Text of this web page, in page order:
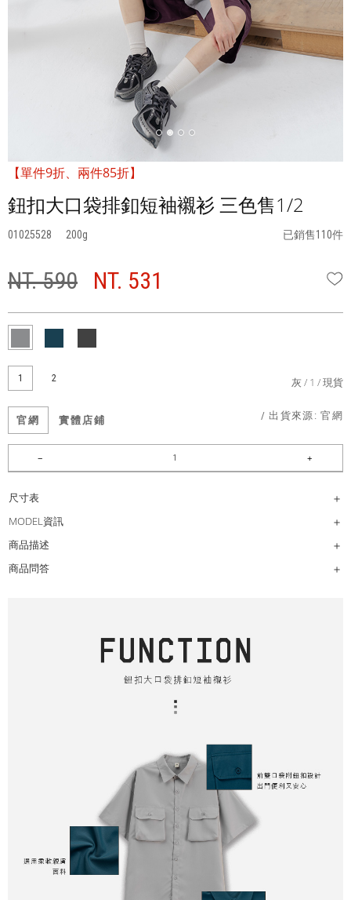
【單件9折、兩件85折】
鈕扣大口袋排釦短袖襯衫 三色售1/2
01025528 200 已銷售110件
NT. 590 NT. 531
1 2 灰 1 現貨
官網 實體店鋪 / 出貨來源:官網
尺寸表
MODEL資訊
商品描述
商品問答